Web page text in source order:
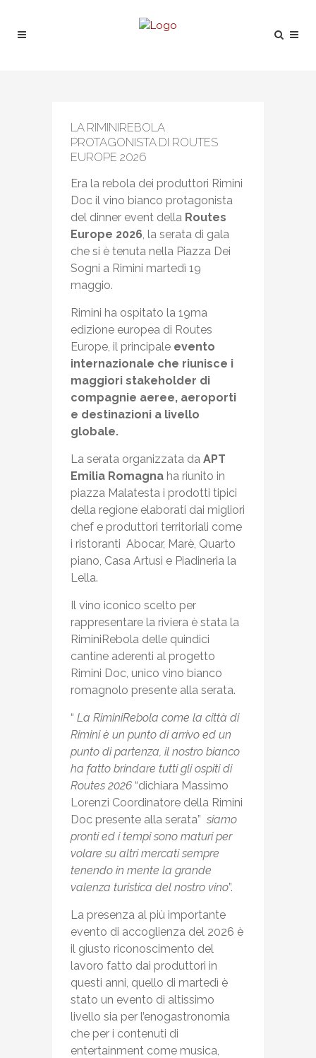
LA RIMINIREBOLA
PROTAGONISTA DI ROUTES
EUROPE 2026
Era la rebola dei produttori Rimini
Doc il vino bianco protagonista
del dinner event della Routes
Europe 2026, la serata di gala
che si è tenuta nella Piazza Dei
Sogni a Rimini martedì 19
maggio.
Rimini ha ospitato la 19ma
edizione europea di Routes
Europe, il principale evento
internazionale che riunisce i
maggiori stakeholder di
compagnie aeree, aeroporti
e destinazioni a livello
globale.
La serata organizzata da APT
Emilia Romagna ha riunito in
piazza Malatesta i prodotti tipici
della regione elaborati dai migliori
chef e produttori territoriali come
i ristoranti Abocar, Marè, Quarto
piano, Casa Artusi e Piadineria la
Lella.
Il vino iconico scelto per
rappresentare la riviera è stata la
RiminiRebola delle quindici
cantine aderenti al progetto
Rimini Doc, unico vino bianco
romagnolo presente alla serata.
“ La RiminiRebola come la città di
Rimini è un punto di arrivo ed un
punto di partenza, il nostro bianco
ha fatto brindare tutti gli ospiti di
Routes 2026 “dichiara Massimo
Lorenzi Coordinatore della Rimini
Doc presente alla serata” siamo
pronti ed i tempi sono maturi per
volare su altri mercati sempre
tenendo in mente la grande
valenza turistica del nostro vino”.
La presenza al più importante
evento di accoglienza del 2026 è
il giusto riconoscimento del
lavoro fatto dai produttori in
questi anni, quello di martedì è
stato un evento di altissimo
livello sia per l’enogastronomia
che per i contenuti di
entertainment come musica,